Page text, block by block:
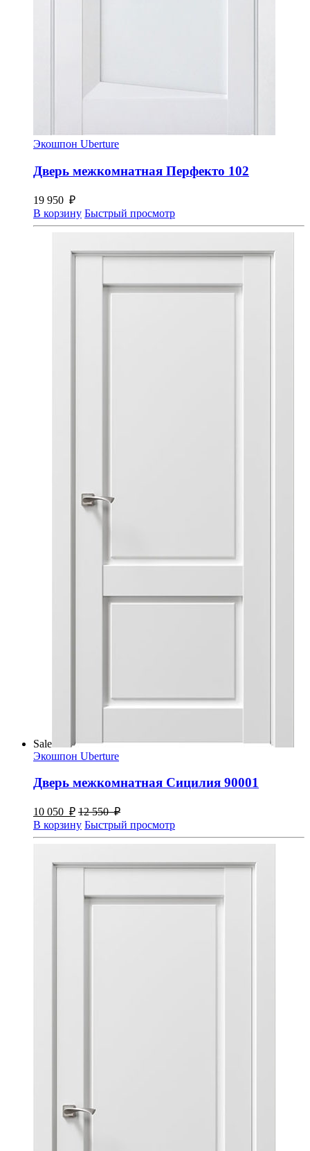
Экошпон Uberture
Дверь межкомнатная Перфекто 102
19 950 ₽
В корзину Быстрый просмотр
Sale
Экошпон Uberture
Дверь межкомнатная Сицилия 90001
10 050 ₽ 12 550 ₽
В корзину Быстрый просмотр